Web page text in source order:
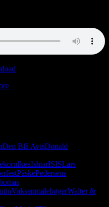
Den Blå AvisDonald
IkeaIshtarISISLars
PåskePedersens
VoksenmalebøgerWalter &